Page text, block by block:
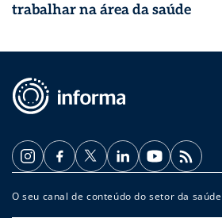
trabalhar na área da saúde
O seu canal de conteúdo do setor da saúde